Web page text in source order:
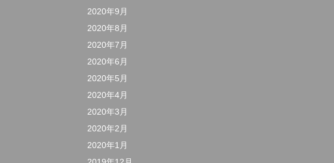
2020年9月
2020年8月
2020年7月
2020年6月
2020年5月
2020年4月
2020年3月
2020年2月
2020年1月